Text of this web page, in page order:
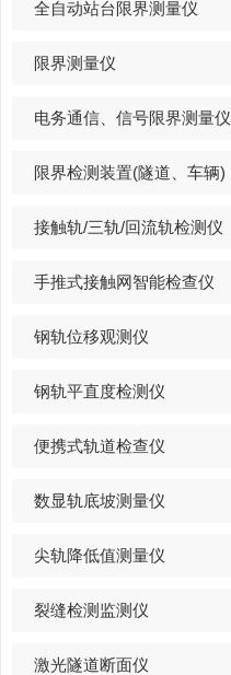
全自动站台限界测量仪
限界测量仪
电务通信、信号限界测量仪
限界检测装置(隧道、车辆)
接触轨/三轨/回流轨检测仪
手推式接触网智能检查仪
钢轨位移观测仪
钢轨平直度检测仪
便携式轨道检查仪
数显轨底坡测量仪
尖轨降低值测量仪
裂缝检测监测仪
激光隧道断面仪